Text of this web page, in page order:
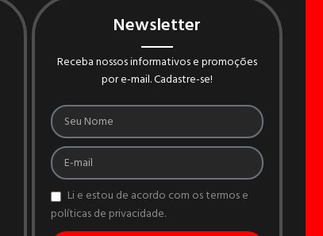
Newsletter
Receba nossos informativos e promoções
por e-mail. Cadastre-se!
Li e estou de acordo com os termos e
políticas de privacidade.